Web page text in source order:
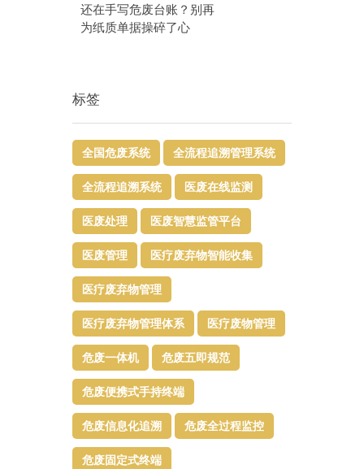
还在手写危废台账？别再
为纸质单据操碎了心
标签
全国危废系统 全流程追溯管理系统
全流程追溯系统 医废在线监测
医废处理 医废智慧监管平台​
医废管理 医疗废弃物智能收集
医疗废弃物管理​
医疗废弃物管理体系 医疗废物管理
危废一体机 危废五即规范
危废便携式手持终端
危废信息化追溯 危废全过程监控
危废固定式终端